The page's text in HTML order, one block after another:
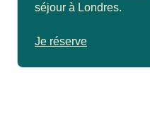
séjour à Londres.
Je réserve